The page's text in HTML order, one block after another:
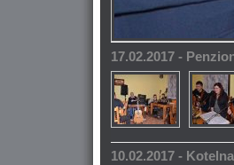
17.02.2017 -
10.02.2017 -